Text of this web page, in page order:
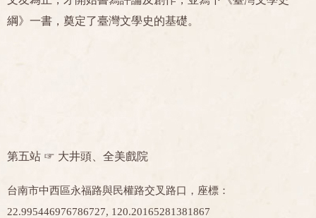
綱》一書，奠定了臺灣文學史的基礎。
第五站 ☞ 大井頭、全美戲院
台南市中西區永福路與民權路交叉路口，座標：
22.995446976786727, 120.20165281381867